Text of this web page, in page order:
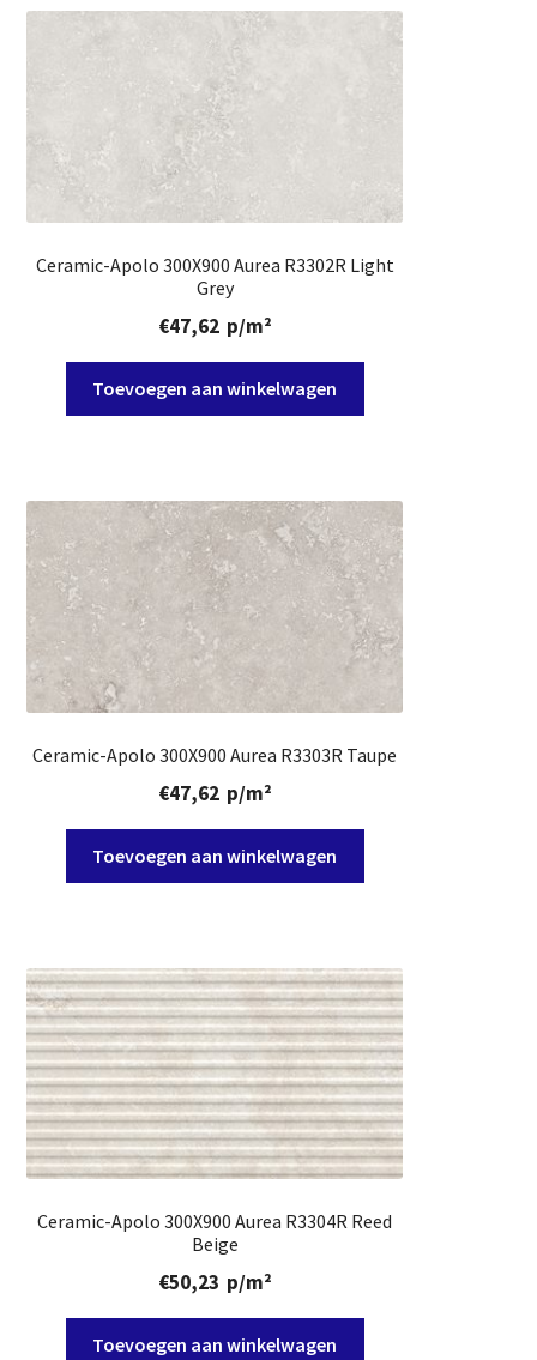
Ceramic-Apolo 300X900 Aurea R3302R Light
Grey
€47,62 p/m²
Toevoegen aan winkelwagen
Ceramic-Apolo 300X900 Aurea R3303R Taupe
€47,62 p/m²
Toevoegen aan winkelwagen
Ceramic-Apolo 300X900 Aurea R3304R Reed
Beige
€50,23 p/m²
Toevoegen aan winkelwagen